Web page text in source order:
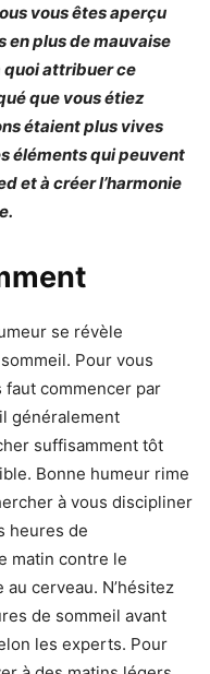
vous êtes aperçu
en plus de mauvaise
quoi attribuer ce
que vous étiez
étaient plus vives
éléments qui peuvent
et à créer l’harmonie
se révèle
Pour vous
commencer par
généralement
suffisamment tôt
Bonne humeur rime
à vous discipliner
heures de
matin contre le
cerveau. N’hésitez
de sommeil avant
les experts. Pour